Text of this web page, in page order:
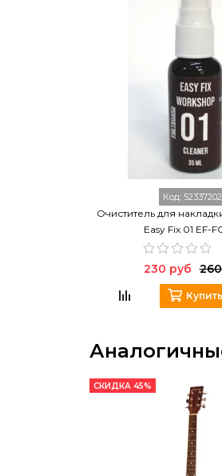
Код:
Очиститель для
Easy Fix 01 EF-
230 руб
Купить
СКИДКА 45%